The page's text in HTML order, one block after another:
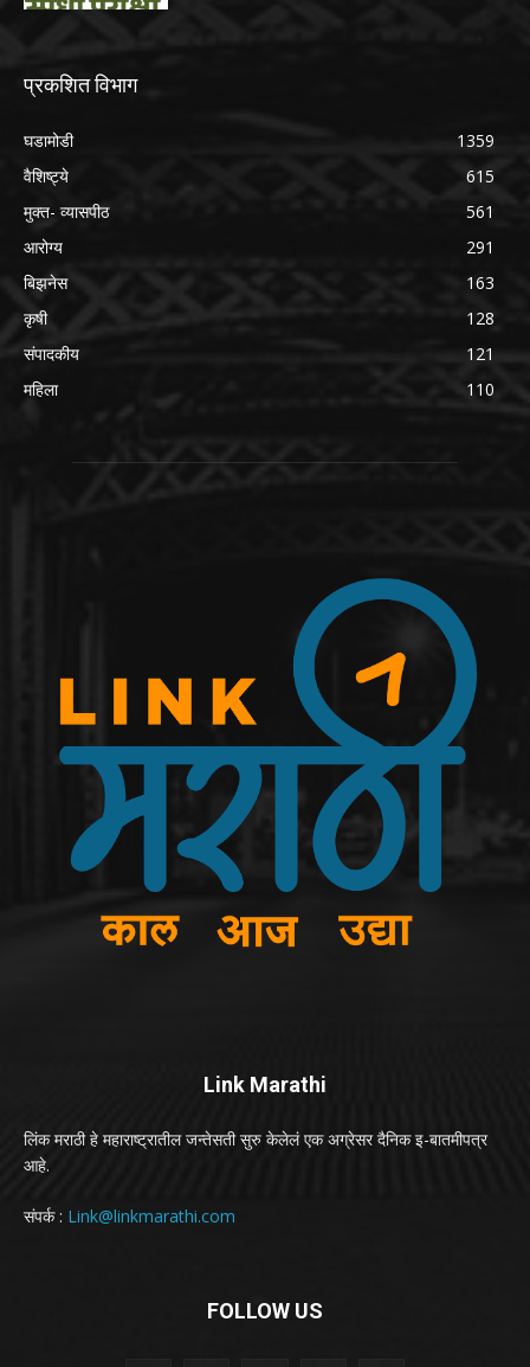
प्रकशित विभाग
घडामोडी
1359
वैशिष्ट्ये
615
मुक्त- व्यासपीठ
561
आरोग्य
291
बिझनेस
163
कृषी
128
संपादकीय
121
महिला
110
Link Marathi
लिंक मराठी हे महाराष्ट्रातील जन्तेसती सुरु केलेलं एक अग्रेसर दैनिक इ-बातमीपत्र
आहे.
संपर्क : Link@linkmarathi.com
FOLLOW US